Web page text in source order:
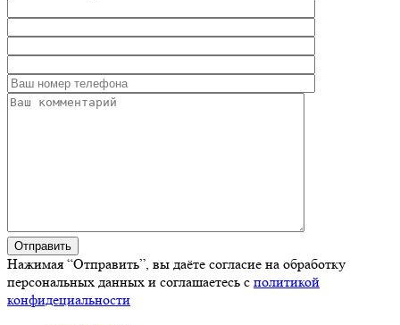
Нажимая “Отправить”, вы даёте согласие на обработку
персональных данных и соглашаетесь с политикой
конфидециальности